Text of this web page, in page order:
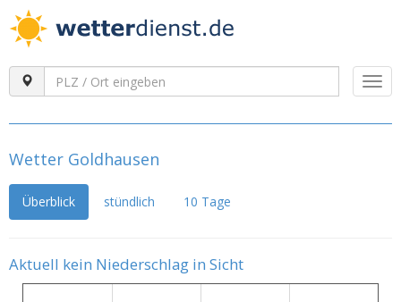
Wetter Goldhausen
Überblick stündlich 10 Tage
Aktuell kein Niederschlag in Sicht